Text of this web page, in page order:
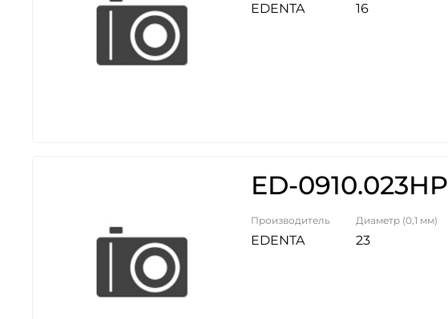
EDENTA 16
ED-0910.023HP
Производитель
EDENTA
Диаметр (0,1 мм)
23